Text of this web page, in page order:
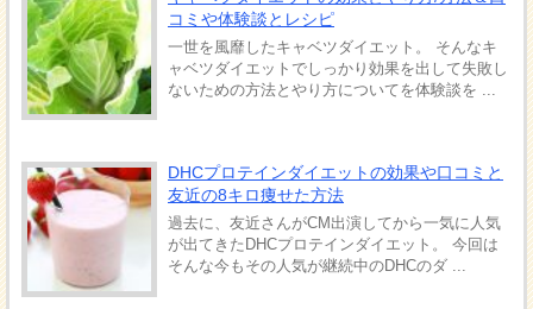
コミや体験談とレシピ
一世を風靡したキャベツダイエット。 そんなキ
ャベツダイエットでしっかり効果を出して失敗し
ないための方法とやり方についてを体験談を ...
DHCプロテインダイエットの効果や口コミと
友近の8キロ痩せた方法
過去に、友近さんがCM出演してから一気に人気
が出てきたDHCプロテインダイエット。 今回は
そんな今もその人気が継続中のDHCのダ ...